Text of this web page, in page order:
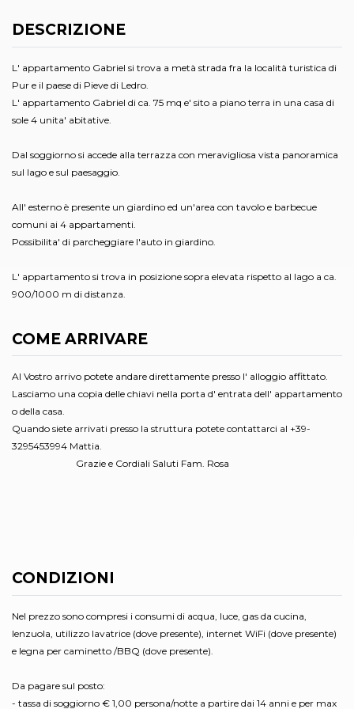
DESCRIZIONE
L' appartamento Gabriel si trova a metà strada fra la località turistica di
Pur e il paese di Pieve di Ledro.
L' appartamento Gabriel di ca. 75 mq e' sito a piano terra in una casa di
sole 4 unita' abitative.
Dal soggiorno si accede alla terrazza con meravigliosa vista panoramica
sul lago e sul paesaggio.
All' esterno è presente un giardino ed un'area con tavolo e barbecue
comuni ai 4 appartamenti.
Possibilita' di parcheggiare l'auto in giardino.
L' appartamento si trova in posizione sopra elevata rispetto al lago a ca.
900/1000 m di distanza.
COME ARRIVARE
Al Vostro arrivo potete andare direttamente presso l' alloggio affittato.
Lasciamo una copia delle chiavi nella porta d' entrata dell' appartamento
o della casa.
Quando siete arrivati presso la struttura potete contattarci al +39-
3295453994 Mattia.
Grazie e Cordiali Saluti Fam. Rosa
CONDIZIONI
Nel prezzo sono compresi i consumi di acqua, luce, gas da cucina,
lenzuola, utilizzo lavatrice (dove presente), internet WiFi (dove presente)
e legna per caminetto /BBQ (dove presente).
Da pagare sul posto:
- tassa di soggiorno € 1,00 persona/notte a partire dai 14 anni e per max